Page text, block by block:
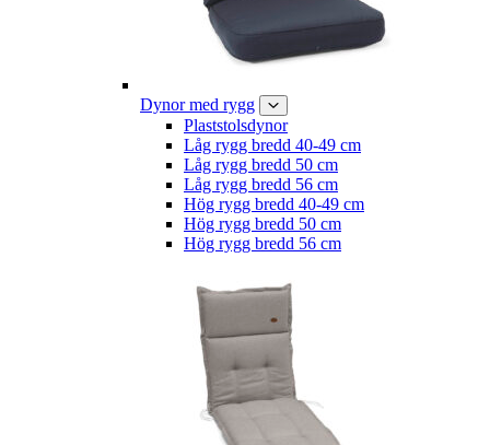
Dynor med rygg
Plaststolsdynor
Låg rygg bredd 40-49 cm
Låg rygg bredd 50 cm
Låg rygg bredd 56 cm
Hög rygg bredd 40-49 cm
Hög rygg bredd 50 cm
Hög rygg bredd 56 cm